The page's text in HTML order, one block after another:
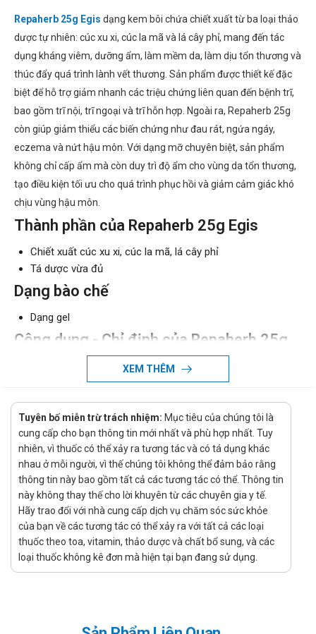
Repaherb 25g Egis dạng kem bôi chứa chiết xuất từ ba loại thảo
dược tự nhiên: cúc xu xi, cúc la mã và lá cây phỉ, mang đến tác
dụng kháng viêm, dưỡng ẩm, làm mềm da, làm dịu tổn thương và
thúc đẩy quá trình lành vết thương. Sản phẩm được thiết kế đặc
biệt để hỗ trợ giảm nhanh các triệu chứng liên quan đến bệnh trĩ,
bao gồm trĩ nội, trĩ ngoại và trĩ hỗn hợp. Ngoài ra, Repaherb 25g
còn giúp giảm thiểu các biến chứng như đau rát, ngứa ngáy,
eczema và nứt hậu môn. Với dạng mỡ chuyên biệt, sản phẩm
không chỉ cấp ẩm mà còn duy trì độ ẩm cho vùng da tổn thương,
tạo điều kiện tối ưu cho quá trình phục hồi và giảm cảm giác khó
chịu vùng hậu môn.
Thành phần của Repaherb 25g Egis
Chiết xuất cúc xu xi, cúc la mã, lá cây phỉ
Tá dược vừa đủ
Dạng bào chế
Dạng gel
Công dụng - Chỉ định của Repaherb 25g
Chiết xuất 3 loại dược liệu (chiết xuất cúc xu xi, cúc la
mã, lá cây phỉ) có tác dụng: kháng viêm, dưỡng ẩm, làm
mềm làm dịu, cải thiện cấu trúc da, nhanh lành vết
thương.
Chỉ định:
Mỡ thoa trực tràng Repaherb là dạng kem bôi chuyên
dụng để làm giảm và dứt điểm các triệu chứng liên
quan đến trĩ như: trĩ nội, trĩ hỗn hợp, trĩ ngoại, … ngoài
ra nó còn được dùng để điều trị và giảm các biến
chứng có thể xảy ra ở Trĩ như eczema, đau, rát khó
XEM THÊM
Tuyên bố miễn trừ trách nhiệm: Mục tiêu của chúng tôi là
cung cấp cho bạn thông tin mới nhất và phù hợp nhất. Tuy
nhiên, vì thuốc có thể xảy ra tương tác và có tá dụng khác
nhau ở mỗi người, vì thế chúng tôi không thể đảm bảo rằng
thông tin này bao gồm tất cả các tương tác có thể. Thông tin
này không thay thế cho lời khuyên từ các chuyên gia y tế.
Hãy trao đổi với nhà cung cấp dịch vụ chăm sóc sức khỏe
của bạn về các tương tác có thể xảy ra với tất cả các loại
thuốc theo toa, vitamin, thảo dược và chất bổ sung, và các
loại thuốc không kê đơn mà hiện tại bạn đang sử dụng.